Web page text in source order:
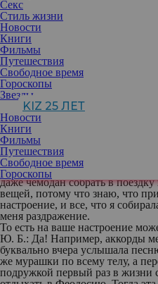
Секс
Стиль жизни
Новости
Книги
Фильмы
Путешествия
Свободное время
Гороскопы
Звезды
KIZ 25 ЛЕТ
Новости
Книги
Фильмы
Путешествия
Свободное время
Гороскопы
Прошлый год стал для вас
участие в «Модном приговоре»
выпустили
2017 год планы тоже
Ю. Б.:Вы знаете, у меня были
планах, а они потом не
предпочитаю ничего не
— будет и пища.
Предпочитаете
Ю. Б.:Тема импровизации —
даже чемодан собрать в поездку
вещей, потому что знаю, что
настроение, и все, что я
меня раздражение.
То есть на ваше настроение
Ю. Б.: Да! Например, аккорды
буквально вчера услышала
же мурашки по всему телу, а
подружкой первый раз в жизни